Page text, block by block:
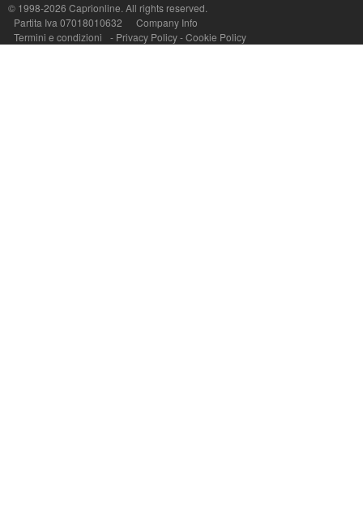
© 1998-2026 Caprionline. All rights reserved.
Partita Iva 07018010632
Company Info
Termini e condizioni
- Privacy Policy-Cookie Policy